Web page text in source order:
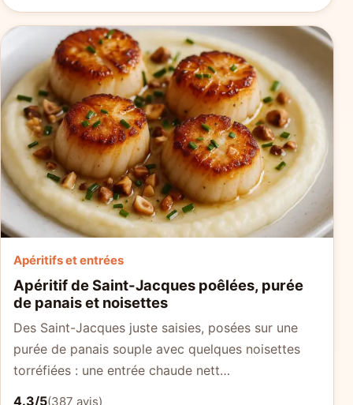
Apéritifs et entrées
Apéritif de Saint-Jacques poêlées, purée
de panais et noisettes
Des Saint-Jacques juste saisies, posées sur une
purée de panais souple avec quelques noisettes
torréfiées : une entrée chaude nett…
4.3/5(387 avis)